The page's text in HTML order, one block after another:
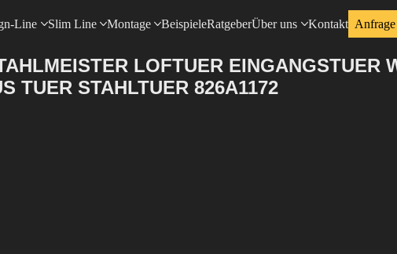
Line Slim Line Montage BeispieleRatgeberÜber uns Kontakt Anfrage
LOFTUER EINGANGSTUER
TUER STAHLTUER 826A1172